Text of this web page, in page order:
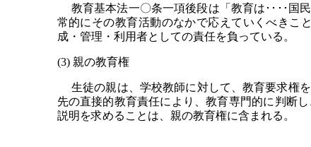
教育基本法一〇条一項後段は「教育は････国
常的にその教育活動のなかで応えていくべきこ
成・管理・利用者としての責任を負っている。
(3) 親の教育権
生徒の親は、学校教師に対して、教育要求権
先の直接的教育責任により、教育専門的に判断
説明を求めることは、親の教育権に含まれる。